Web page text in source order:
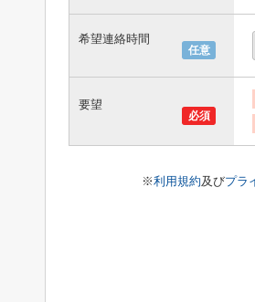
任意
希望連絡時間
必須
要望
※利用規約及びプラ